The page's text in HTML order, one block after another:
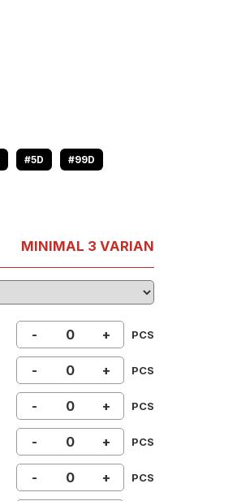
#5D #99D
MINIMAL 3 VARIAN
- + PCS
- + PCS
- + PCS
- + PCS
- + PCS